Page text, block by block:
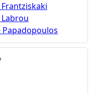
Labrou
Papadopoulos